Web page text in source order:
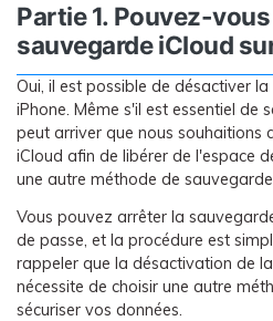
Partie 1. Pouvez-
sauvegarde iCloud
Oui, il est possible de désactiver
iPhone. Même s'il est essentiel de
peut arriver que nous souhaitions
iCloud afin de libérer de l'espace
une autre méthode de
Vous pouvez arrêter la
de passe, et la procédure est
rappeler que la désactivation de
nécessite de choisir une autre
sécuriser vos données.